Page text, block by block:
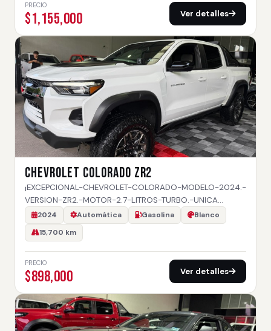
PRECIO
$1,155,000 Ver detalles
CHEVROLET COLORADO ZR2
¡EXCEPCIONAL-CHEVROLET-COLORADO-MODELO-2024.-
VERSION-ZR2.-MOTOR-2.7-LITROS-TURBO.-UNICA…
2024 Automática Gasolina
Blanco
15,700 km
PRECIO
$898,000 Ver detalles